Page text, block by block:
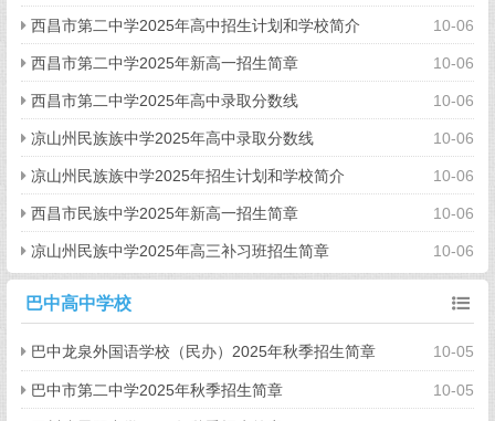
10-06
西昌市第二中学2025年高中招生计划和学校简介
10-06
西昌市第二中学2025年新高一招生简章
10-06
西昌市第二中学2025年高中录取分数线
10-06
凉山州民族族中学2025年高中录取分数线
10-06
凉山州民族族中学2025年招生计划和学校简介
10-06
西昌市民族中学2025年新高一招生简章
10-06
凉山州民族中学2025年高三补习班招生简章
巴中高中学校
10-05
巴中龙泉外国语学校（民办）2025年秋季招生简章
10-05
巴中市第二中学2025年秋季招生简章